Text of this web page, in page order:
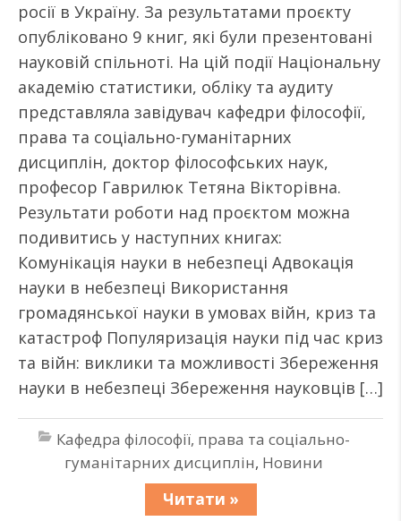
росії в Україну. За результатами проєкту
опубліковано 9 книг, які були презентовані
науковій спільноті. На цій події Національну
академію статистики, обліку та аудиту
представляла завідувач кафедри філософії,
права та соціально-гуманітарних
дисциплін, доктор філософських наук,
професор Гаврилюк Тетяна Вікторівна.
Результати роботи над проєктом можна
подивитись у наступних книгах:
Комунікація науки в небезпеці Адвокація
науки в небезпеці Використання
громадянської науки в умовах війн, криз та
катастроф Популяризація науки під час криз
та війн: виклики та можливості Збереження
науки в небезпеці Збереження науковців […]
Кафедра філософії, права та соціально-
гуманітарних дисциплін, Новини
Читати »